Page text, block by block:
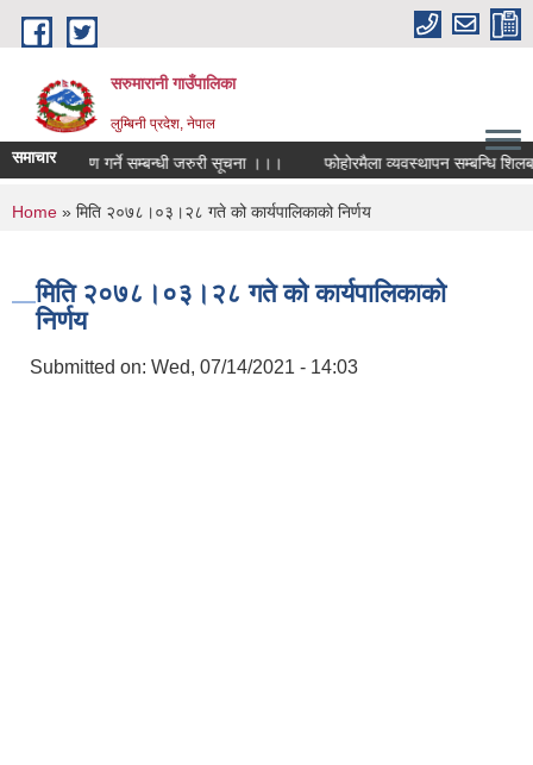
Skip to main content
सरुमारानी गाउँपालिका
लुम्बिनी प्रदेश, नेपाल
समाचारर नविकरण गर्ने सम्बन्धी जरुरी सूचना ।।। फोहोरमैला व्यवस्थापन सम्बन्धि
You are here
Home » मिति २०७८।०३।२८ गते को कार्यपालिकाको निर्णय
मिति २०७८।०३।२८ गते को कार्यपालिकाको
निर्णय
Submitted on: Wed, 07/14/2021 - 14:03